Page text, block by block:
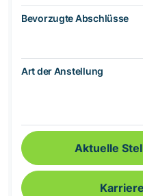
Bevorzugte Abschlüsse
Art der Anstellung
Aktuelle